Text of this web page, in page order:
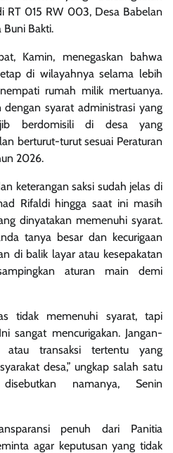
RT 015 RW 003, Desa Babelan
Buni Bakti.
Kamin, menegaskan bahwa
di wilayahnya selama lebih
rumah milik mertuanya.
dengan syarat administrasi yang
berdomisili di desa yang
berturut-turut sesuai Peraturan
2026.
keterangan saksi sudah jelas di
Rifaldi hingga saat ini masih
dinyatakan memenuhi syarat.
tanya besar dan kecurigaan
di balik layar atau kesepakatan
aturan main demi
tidak memenuhi syarat, tapi
sangat mencurigakan. Jangan-
atau transaksi tertentu yang
desa,” ungkap salah satu
namanya, Senin
penuh dari Panitia
agar keputusan yang tidak